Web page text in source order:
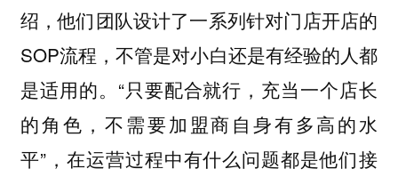
绍，他们团队设计了一系列针对门店开店的
SOP流程，不管是对小白还是有经验的人都
是适用的。“只要配合就行，充当一个店长
的角色，不需要加盟商自身有多高的水
平”，在运营过程中有什么问题都是他们接